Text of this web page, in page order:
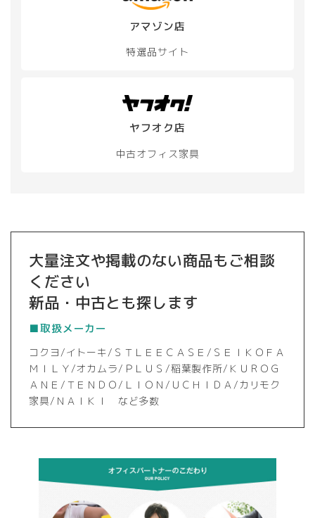
アマゾン店
特選品サイト
ヤフオク店
中古オフィス家具
大量注文や掲載のない商品もご相談
ください
新品・中古とも探します
■取扱メーカー
コクヨ/イトーキ/ＳＴＬＥＥＣＡＳＥ/ＳＥＩＫＯＦＡ
ＭＩＬＹ/オカムラ/ＰＬＵＳ/稲葉製作所/ＫＵＲＯＧ
ＡＮＥ/ＴＥＮＤＯ/ＬＩＯＮ/ＵＣＨＩＤＡ/カリモク
家具/ＮＡＩＫＩ など多数